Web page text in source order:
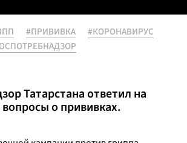
#ПРИВИВКА
#КОРОНАВИРУС
Татарстана ответил на
о прививках.